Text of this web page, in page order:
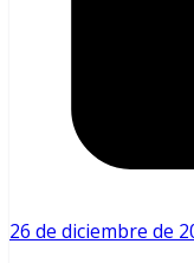
26 de diciembre de